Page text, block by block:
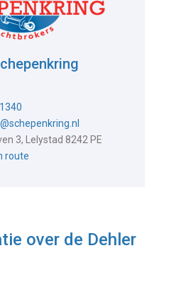
3, Lelystad 8242 PE
route
over de Dehler